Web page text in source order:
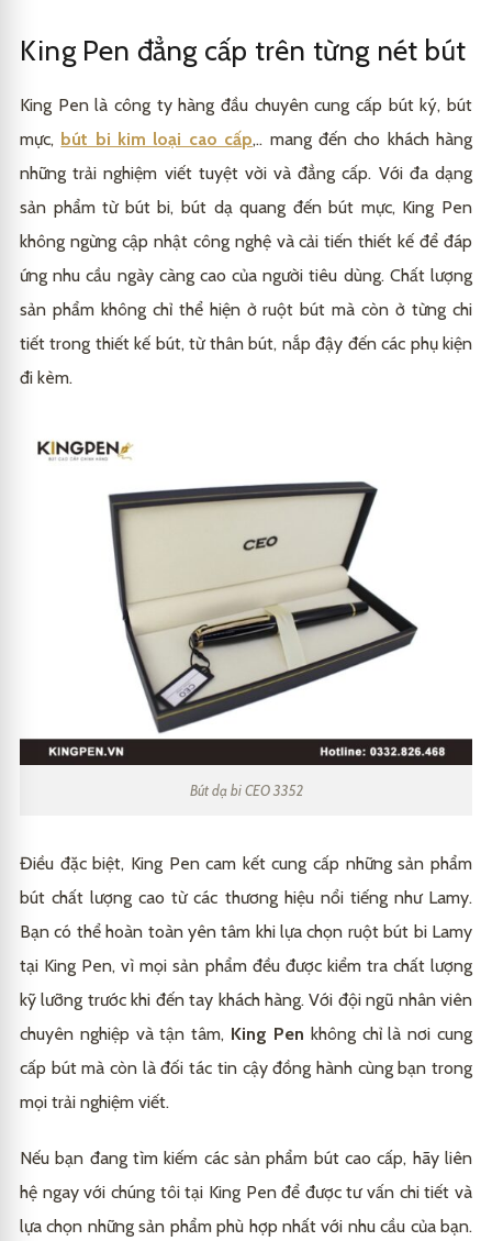
King Pen đẳng cấp trên từng nét bút
King Pen là công ty hàng đầu chuyên cung cấp bút ký, bút
mực, bút bi kim loại cao cấp,.. mang đến cho khách hàng
những trải nghiệm viết tuyệt vời và đẳng cấp. Với đa dạng
sản phẩm từ bút bi, bút dạ quang đến bút mực, King Pen
không ngừng cập nhật công nghệ và cải tiến thiết kế để đáp
ứng nhu cầu ngày càng cao của người tiêu dùng. Chất lượng
sản phẩm không chỉ thể hiện ở ruột bút mà còn ở từng chi
tiết trong thiết kế bút, từ thân bút, nắp đậy đến các phụ kiện
đi kèm.
Bút dạ bi CEO 3352
Điều đặc biệt, King Pen cam kết cung cấp những sản phẩm
bút chất lượng cao từ các thương hiệu nổi tiếng như Lamy.
Bạn có thể hoàn toàn yên tâm khi lựa chọn ruột bút bi Lamy
tại King Pen, vì mọi sản phẩm đều được kiểm tra chất lượng
kỹ lưỡng trước khi đến tay khách hàng. Với đội ngũ nhân viên
chuyên nghiệp và tận tâm, King Pen không chỉ là nơi cung
cấp bút mà còn là đối tác tin cậy đồng hành cùng bạn trong
mọi trải nghiệm viết.
Nếu bạn đang tìm kiếm các sản phẩm bút cao cấp, hãy liên
hệ ngay với chúng tôi tại King Pen để được tư vấn chi tiết và
lựa chọn những sản phẩm phù hợp nhất với nhu cầu của bạn.